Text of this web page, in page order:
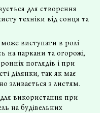
для створення
техніки від сонця та
може виступати в ролі
на паркани та огорожі,
поглядів і при
ділянки, так як має
зливається з листям.
використання при
на будівельних